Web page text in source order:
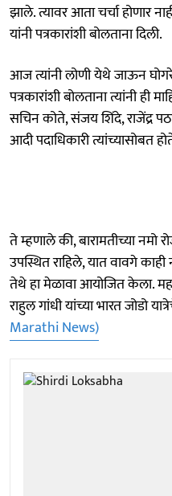
झाले. त्यावर आता चर्चा होणार
यांनी पत्रकारांशी बोलताना दिली.
आज त्यांनी लोणी येथे जाऊन
पत्रकारांशी बोलताना त्यांनी ही
सचिन कोते, संजय शिंदे, राजेंद्र
आदी पदाधिकारी त्यांच्यासोबत
ते म्हणाले की, बारामतीच्या नमो
उपस्थित राहिले, यात वावगे
तेथे हा मेळावा आयोजित केला.
राहुल गांधी यांच्या भारत जोडो
Marathi News)